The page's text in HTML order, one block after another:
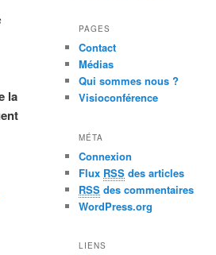
la
PAGES
Contact
Médias
Qui sommes nous ?
Visioconférence
MÉTA
Connexion
Flux RSS des articles
RSS des commentaires
WordPress.org
LIENS